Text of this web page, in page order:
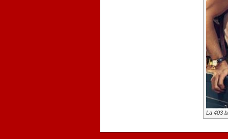
La 403